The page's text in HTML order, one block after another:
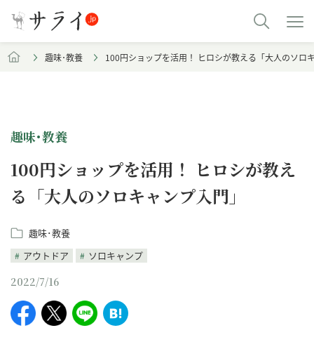
趣味･教養 100円ショップを活用！ ヒロシが教える「大人のソロ
趣味･教養
100円ショップを活用！ ヒロシが教え
る「大人のソロキャンプ入門」
趣味･教養
アウトドア
ソロキャンプ
2022/7/16